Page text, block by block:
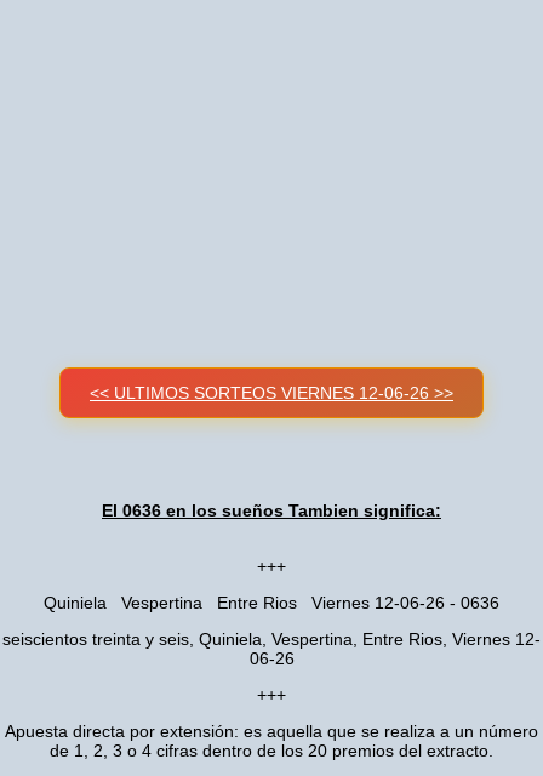
<< ULTIMOS SORTEOS VIERNES 12-06-26 >>
El 0636 en los sueños Tambien significa:
+++
Quiniela Vespertina Entre Rios Viernes 12-06-26 - 0636
seiscientos treinta y seis, Quiniela, Vespertina, Entre Rios, Viernes 12-
06-26
+++
Apuesta directa por extensión: es aquella que se realiza a un número
de 1, 2, 3 o 4 cifras dentro de los 20 premios del extracto.